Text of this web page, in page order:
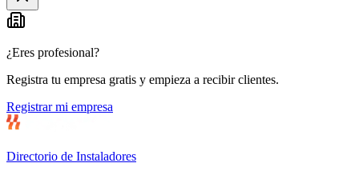
¿Eres profesional?
Registra tu empresa gratis y empieza a recibir clientes.
Registrar mi empresa
Directorio de Instaladores